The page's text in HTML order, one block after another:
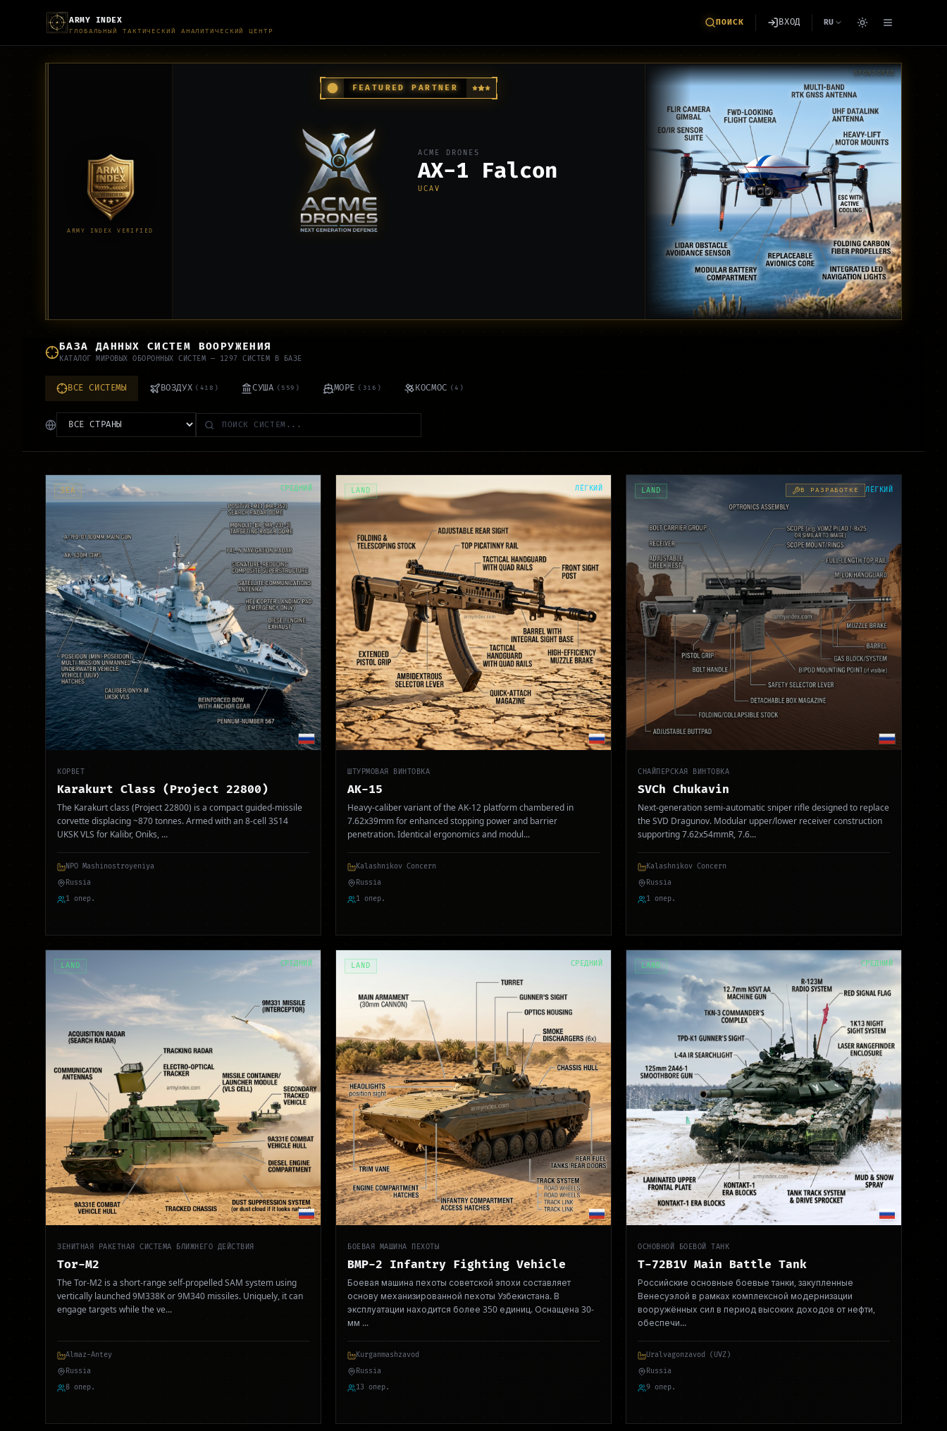
ARMY INDEX
ГЛОБАЛЬНЫЙ ТАКТИЧЕСКИЙ АНАЛИТИЧЕСКИЙ ЦЕНТР
ПОИСК ВХОД RU
ARMY INDEX VERIFIED
FEATURED PARTNER
ACME DRONES
AX-1 Falcon
UCAV
SPONSORED
БАЗА ДАННЫХ СИСТЕМ ВООРУЖЕНИЯ
КАТАЛОГ МИРОВЫХ ОБОРОННЫХ СИСТЕМ — 1297 СИСТЕМ В БАЗЕ
ВСЕ СИСТЕМЫ ВОЗДУХ ( 418 ) СУША ( 559 ) МОРЕ ( 316 ) КОСМОС (4 )
SEA СРЕДНИЙ
КОРВЕТ
Karakurt Class (Project 22800)
The Karakurt class (Project 22800) is a compact guided-missile
corvette displacing ~870 tonnes. Armed with an 8-cell 3S14
UKSK VLS for Kalibr, Oniks, ...
NPO Mashinostroyeniya
Russia
1 опер.
LAND ЛЁГКИЙ
ШТУРМОВАЯ ВИНТОВКА
AK-15
Heavy-caliber variant of the AK-12 platform chambered in
7.62x39mm for enhanced stopping power and barrier
penetration. Identical ergonomics and modul...
Kalashnikov Concern
Russia
1 опер.
LAND В РАЗРАБОТКЕ ЛЁГКИЙ
СНАЙПЕРСКАЯ ВИНТОВКА
SVCh Chukavin
Next-generation semi-automatic sniper rifle designed to replace
the SVD Dragunov. Modular upper/lower receiver construction
supporting 7.62x54mmR, 7.6...
Kalashnikov Concern
Russia
1 опер.
LAND СРЕДНИЙ
ЗЕНИТНАЯ РАКЕТНАЯ СИСТЕМА БЛИЖНЕГО ДЕЙСТВИЯ
Tor-M2
The Tor-M2 is a short-range self-propelled SAM system using
vertically launched 9M338K or 9M340 missiles. Uniquely, it can
engage targets while the ve...
Almaz-Antey
Russia
8 опер.
LAND СРЕДНИЙ
БОЕВАЯ МАШИНА ПЕХОТЫ
BMP-2 Infantry Fighting Vehicle
Боевая машина пехоты советской эпохи составляет
основу механизированной пехоты Узбекистана. В
эксплуатации находится более 350 единиц. Оснащена 30-
мм ...
Kurganmashzavod
Russia
13 опер.
LAND СРЕДНИЙ
ОСНОВНОЙ БОЕВОЙ ТАНК
T-72B1V Main Battle Tank
Российские основные боевые танки, закупленные
Венесуэлой в рамках комплексной модернизации
вооружённых сил в период высоких доходов от нефти,
обеспечи...
Uralvagonzavod (UVZ)
Russia
9 опер.